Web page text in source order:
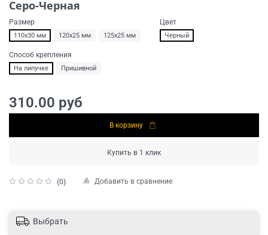
Серо-Черная
(0) Добавить в сравнение
Размер
110х30 мм 120х25 мм 125х25 мм
Цвет
Черный
Способ крепления
На липучке Пришивной
310.00 руб
В корзину
Купить в 1 клик
Выбрать